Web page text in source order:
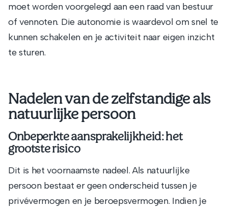
moet worden voorgelegd aan een raad van bestuur
of vennoten. Die autonomie is waardevol om snel te
kunnen schakelen en je activiteit naar eigen inzicht
te sturen.
Nadelen van de zelfstandige als
natuurlijke persoon
Onbeperkte aansprakelijkheid: het
grootste risico
Dit is het voornaamste nadeel. Als natuurlijke
persoon bestaat er geen onderscheid tussen je
privévermogen en je beroepsvermogen. Indien je